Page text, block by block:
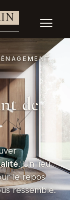
de
. Un lieu
le repos
ressemble.